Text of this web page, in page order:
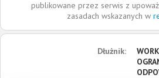
publikowane przez serwis z
zasadach wskazanych w
Dłużnik: